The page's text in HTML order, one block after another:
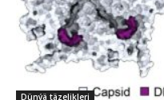
Dünýä täzelikleri